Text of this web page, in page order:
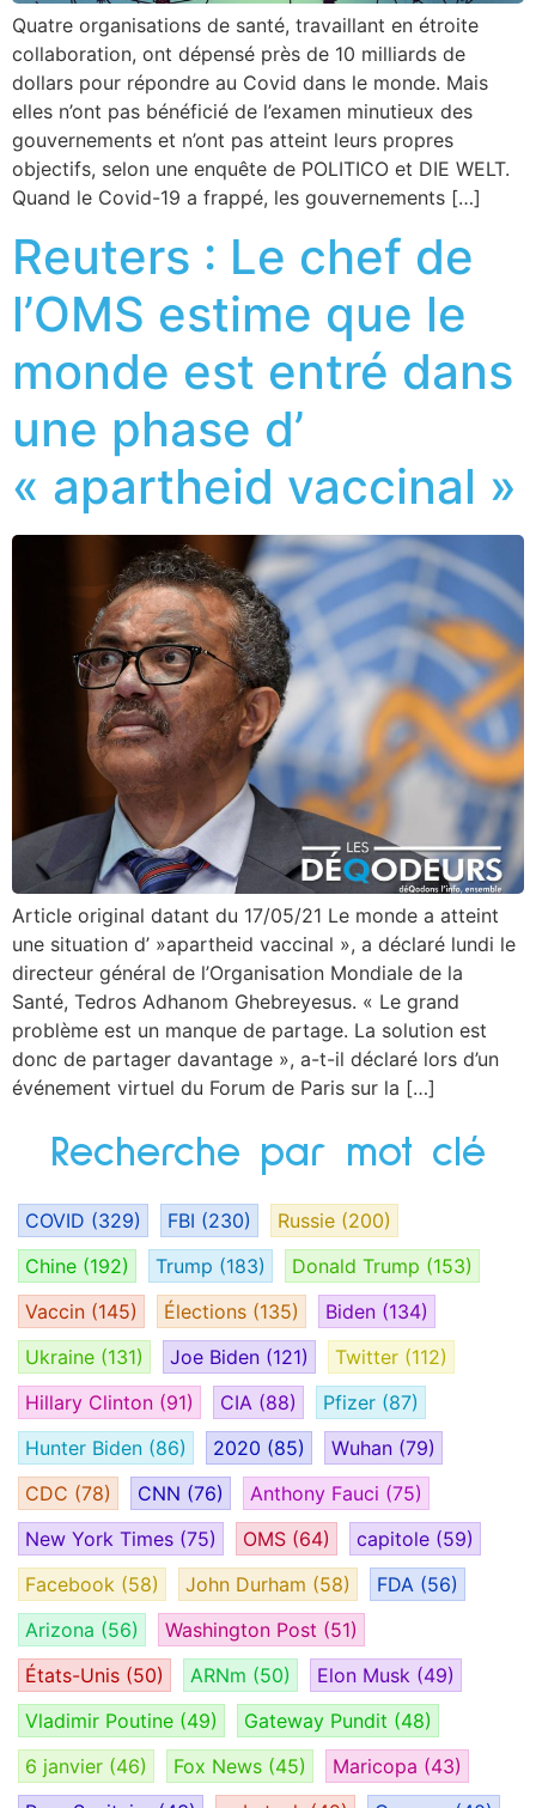
Quatre organisations de santé, travaillant en étroite
collaboration, ont dépensé près de 10 milliards de
dollars pour répondre au Covid dans le monde. Mais
elles n’ont pas bénéficié de l’examen minutieux des
gouvernements et n’ont pas atteint leurs propres
objectifs, selon une enquête de POLITICO et DIE WELT.
Quand le Covid-19 a frappé, les gouvernements […]
Reuters : Le chef de
l’OMS estime que le
monde est entré dans
une phase d’
« apartheid vaccinal »
Article original datant du 17/05/21 Le monde a atteint
une situation d’ »apartheid vaccinal », a déclaré lundi le
directeur général de l’Organisation Mondiale de la
Santé, Tedros Adhanom Ghebreyesus. « Le grand
problème est un manque de partage. La solution est
donc de partager davantage », a-t-il déclaré lors d’un
événement virtuel du Forum de Paris sur la […]
Recherche par mot clé
COVID (329) FBI (230) Russie (200)
Chine (192) Trump (183) Donald Trump (153)
Vaccin (145) Élections (135) Biden (134)
Ukraine (131) Joe Biden (121) Twitter (112)
Hillary Clinton (91) CIA (88) Pfizer (87)
Hunter Biden (86) 2020 (85) Wuhan (79)
CDC (78) CNN (76) Anthony Fauci (75)
New York Times (75) OMS (64) capitole (59)
Facebook (58) John Durham (58) FDA (56)
Arizona (56) Washington Post (51)
États-Unis (50) ARNm (50) Elon Musk (49)
Vladimir Poutine (49) Gateway Pundit (48)
6 janvier (46) Fox News (45) Maricopa (43)